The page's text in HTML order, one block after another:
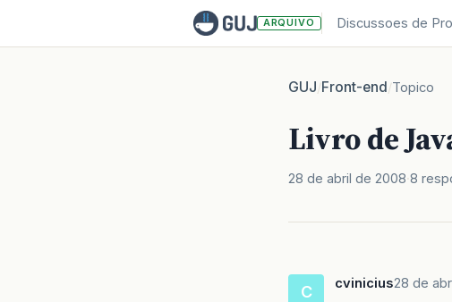
ARQUIVO Discussoes de
GUJ/Front-end/Topico
Livro de
28 de abril de 2008 8
C cvinicius28 de